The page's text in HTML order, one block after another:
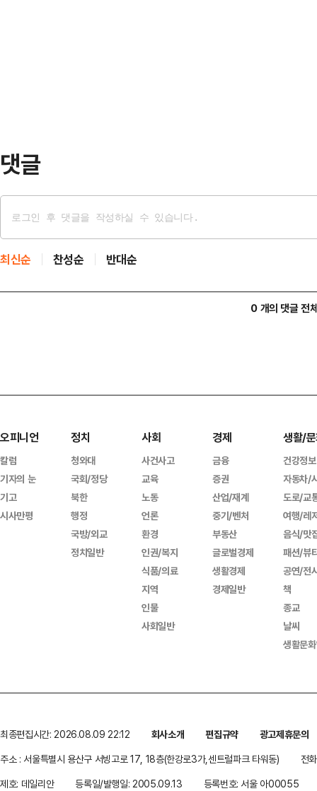
댓글
최신순 찬성순 반대순
0 개의 댓글 전
오피니언
칼럼
기자의 눈
기고
시사만평
정치
청와대
국회/정당
북한
행정
국방/외교
정치일반
사회
사건사고
교육
노동
언론
환경
인권/복지
식품/의료
지역
인물
사회일반
경제
금융
증권
산업/재계
중기/벤처
부동산
글로벌경제
생활경제
경제일반
생활/
건강정보
자동차/
도로/교
여행/레
음식/맛
패션/뷰
공연/전
책
종교
날씨
생활문
최종편집시간: 2026.08.09 22:12 회사소개 편집규약
광고제휴문의
주소 : 서울특별시 용산구 서빙고로 17, 18층(한강로3가,센트럴파크 타워동)
전
제호: 데일리안
등록일/발행일: 2005.09.13 등록번호: 서울 아00055